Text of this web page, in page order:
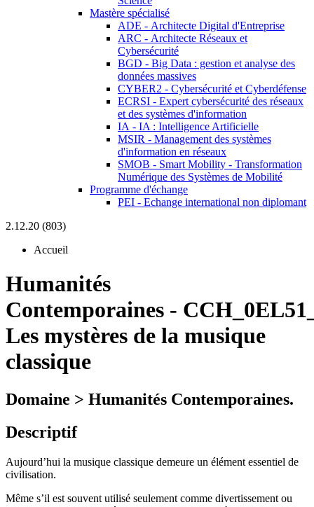
Mastère spécialisé
ADE - Architecte Digital d'Entreprise
ARC - Architecte Réseaux et
Cybersécurité
BGD - Big Data : gestion et analyse des
données massives
CYBER2 - Cybersécurité et Cyberdéfense
ECRSI - Expert cybersécurité des réseaux
et des systèmes d'information
IA - IA : Intelligence Artificielle
MSIR - Management des systèmes
d'information en réseaux
SMOB - Smart Mobility - Transformation
Numérique des Systèmes de Mobilité
Programme d'échange
PEI - Echange international non diplomant
2.12.20 (803)
Accueil
Humanités
Contemporaines -
Les mystères de la musique
classique
Domaine > Humanités Contemporaines.
Descriptif
Aujourd’hui la musique classique demeure un élément essentiel de
civilisation.
Même s’il est souvent utilisé seulement comme divertissement ou